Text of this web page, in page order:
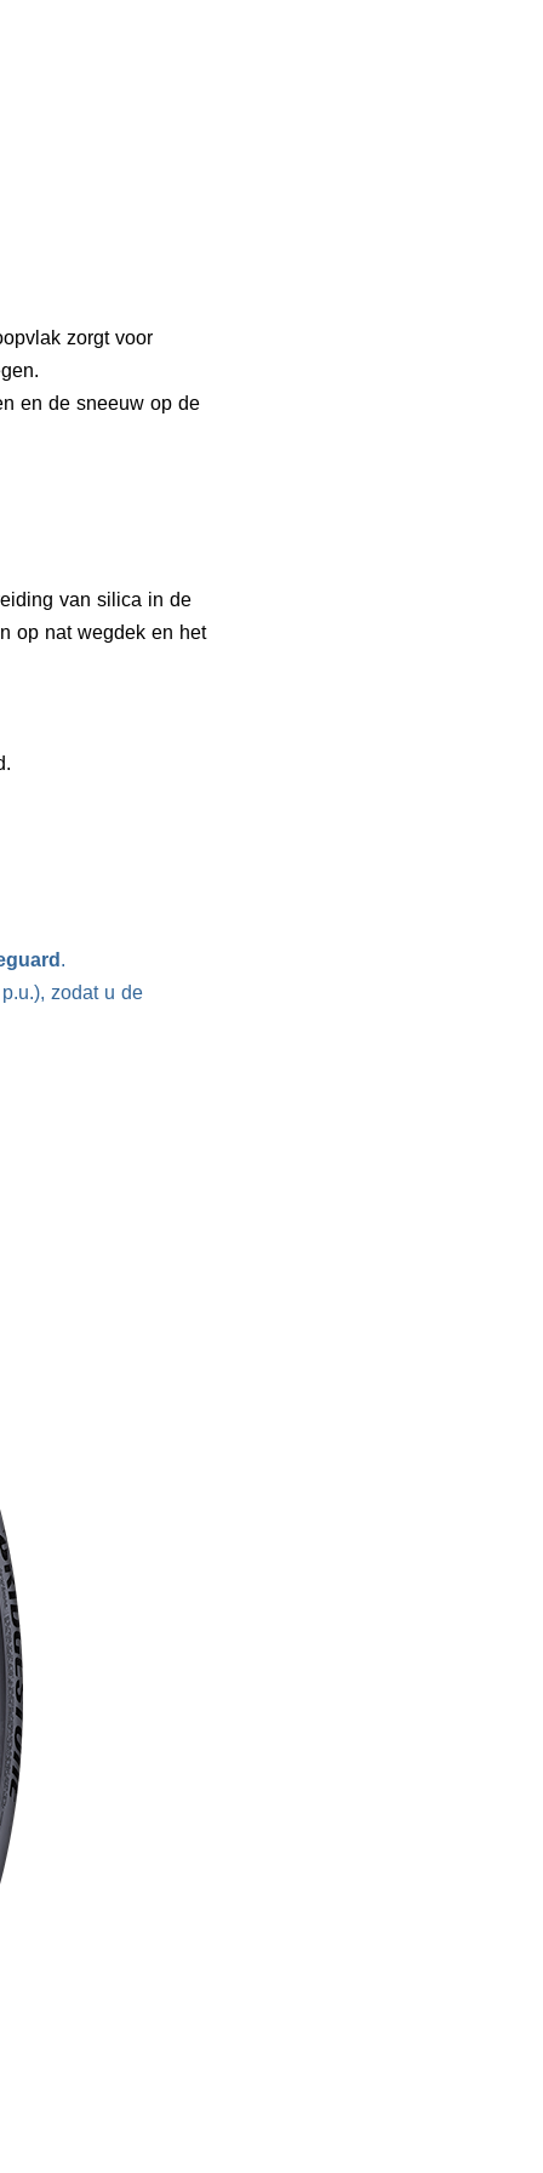
zorgt voor
en de sneeuw op de
van silica in de
op nat wegdek en het
.
zodat u de